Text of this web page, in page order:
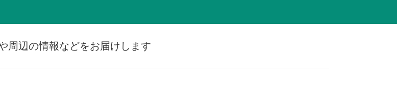
周辺の情報などをお届けします